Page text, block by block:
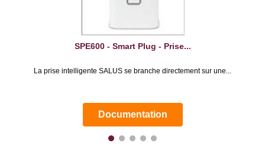
SPE600 - Smart Plug - Prise...
La prise intelligente SALUS se branche directement sur une...
Documentation